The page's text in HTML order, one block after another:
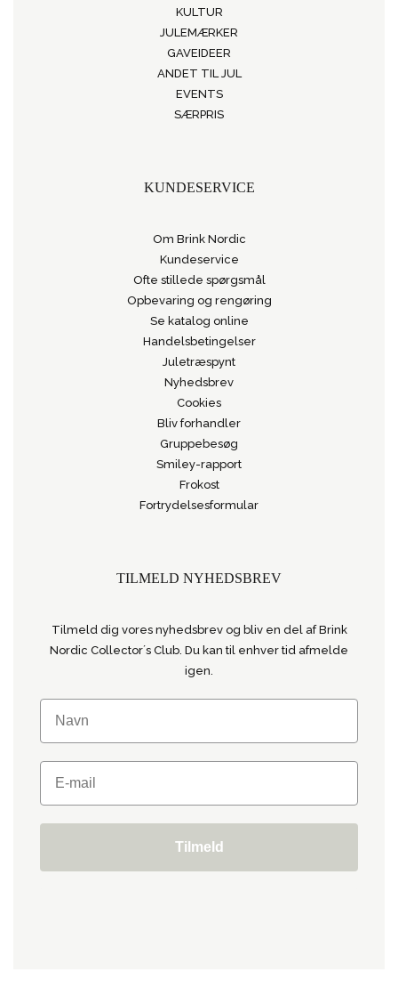
KULTUR
JULEMÆRKER
GAVEIDEER
ANDET TIL JUL
EVENTS
SÆRPRIS
KUNDESERVICE
Om Brink Nordic
Kundeservice
Ofte stillede spørgsmål
Opbevaring og rengøring
Se katalog online
Handelsbetingelser
Juletræspynt
Nyhedsbrev
Cookies
Bliv forhandler
Gruppebesøg
Smiley-rapport
Frokost
Fortrydelsesformular
TILMELD NYHEDSBREV
Tilmeld dig vores nyhedsbrev og bliv en del af Brink
Nordic Collector´s Club. Du kan til enhver tid afmelde
igen.
Tilmeld